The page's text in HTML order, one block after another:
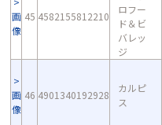
画
像
45 4582155812210
ロフー
ド＆ビ
バレッ
ジ
画
像
46 4901340192928
カルピ
ス